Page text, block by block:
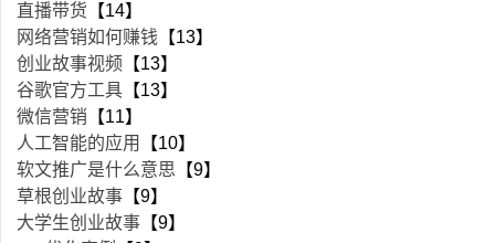
直播带货 【14】
网络营销如何赚钱 【13】
创业故事视频 【13】
谷歌官方工具 【13】
微信营销 【11】
人工智能的应用
【10】
软文推广是什么意思 【9】
草根创业故事 【9】
大学生创业故事 【9】